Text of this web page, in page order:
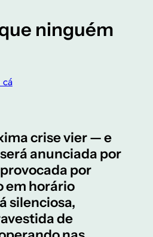
ninguém
crise vier — e
anunciada por
por
em horário
silenciosa,
de